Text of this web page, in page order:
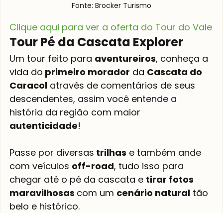
Fonte: Brocker Turismo
Clique aqui para ver a oferta do Tour do Vale
Tour Pé da Cascata Explorer
Um tour feito para aventureiros, conheça a
vida do primeiro morador da Cascata do
Caracol através de comentários de seus
descendentes, assim você entende a
história da região com maior
autenticidade!
Passe por diversas trilhas e também ande
com veículos off-road, tudo isso para
chegar até o pé da cascata e tirar fotos
maravilhosas com um cenário natural tão
belo e histórico.